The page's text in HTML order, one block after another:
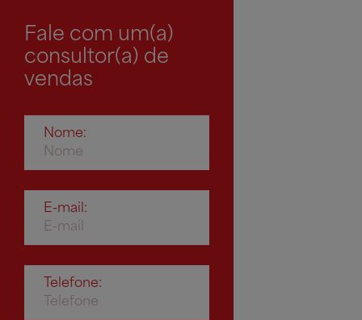
Fale com um(a)
consultor(a) de
vendas
Nome:
E-mail:
Telefone: